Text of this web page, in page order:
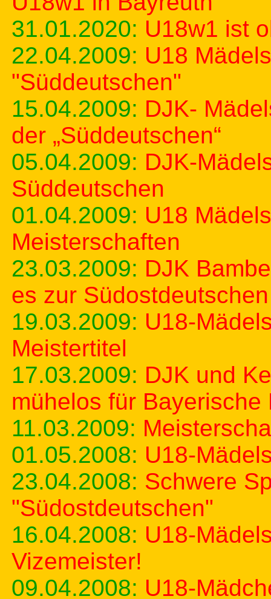
31.01.2020: U18w1 ist
22.04.2009: U18
"Süddeutschen"
15.04.2009: DJK-
der „Süddeutschen“
05.04.2009: DJK-
Süddeutschen
01.04.2009: U18
Meisterschaften
23.03.2009: DJK
es zur
19.03.2009: U18-
Meistertitel
17.03.2009: DJK und
mühelos für Bayerische
11.03.2009:
01.05.2008: U18-
23.04.2008: Schwere
"Südostdeutschen"
16.04.2008: U18-
Vizemeister!
09.04.2008: U18-